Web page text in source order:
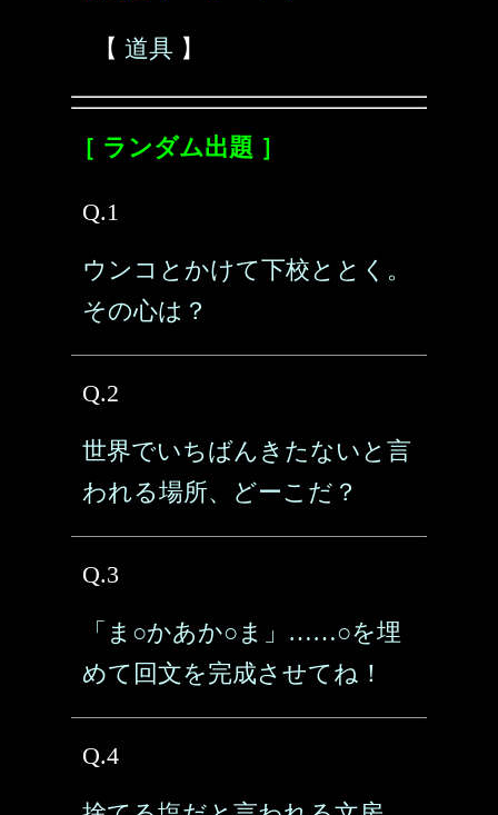
【 道具 】
［ ランダム出題 ］
Q.1
ウンコとかけて下校ととく。
その心は？
Q.2
世界でいちばんきたないと言
われる場所、どーこだ？
Q.3
「ま○かあか○ま」……○を埋
めて回文を完成させてね！
Q.4